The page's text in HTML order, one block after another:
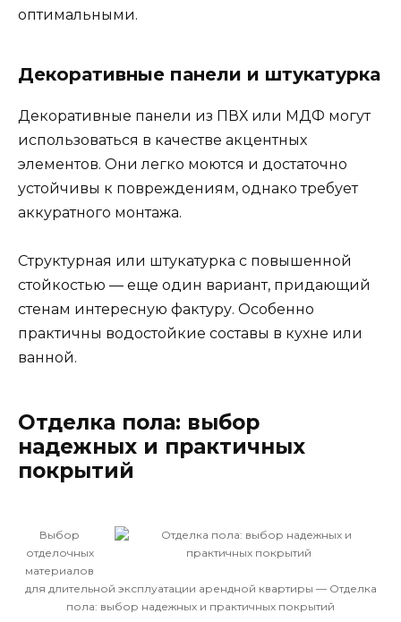
оптимальными.
Декоративные панели и штукатурка
Декоративные панели из ПВХ или МДФ могут
использоваться в качестве акцентных
элементов. Они легко моются и достаточно
устойчивы к повреждениям, однако требует
аккуратного монтажа.
Структурная или штукатурка с повышенной
стойкостью — еще один вариант, придающий
стенам интересную фактуру. Особенно
практичны водостойкие составы в кухне или
ванной.
Отделка пола: выбор
надежных и практичных
покрытий
Выбор
отделочных
материалов
для длительной эксплуатации арендной квартиры — Отделка
пола: выбор надежных и практичных покрытий